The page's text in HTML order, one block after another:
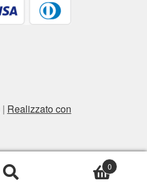
Realizzato con
0